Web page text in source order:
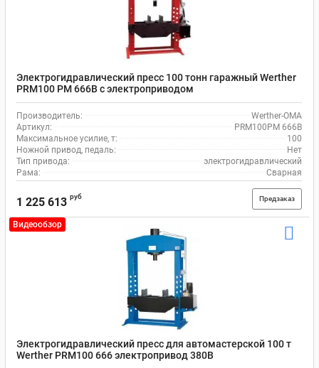
Электрогидравлический пресс 100 тонн гаражный Werther
PRM100 PM 666B с электроприводом
Производитель:
Werther-OMA
Артикул:
PRM100PM 666B
Максимальное усилие, т:
100
Ножной привод, педаль:
Нет
Тип привода:
электрогидравлический
Рама:
Сварная
1 225 613 руб Предзаказ
Видеообзор
Электрогидравлический пресс для автомастерской 100 т
Werther PRM100 666 электропривод 380В